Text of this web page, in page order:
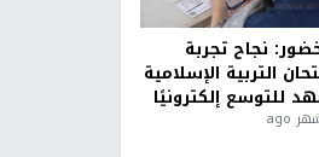
نجاح تجربة
التربية الإسلامية
للتوسع إلكترونيًا